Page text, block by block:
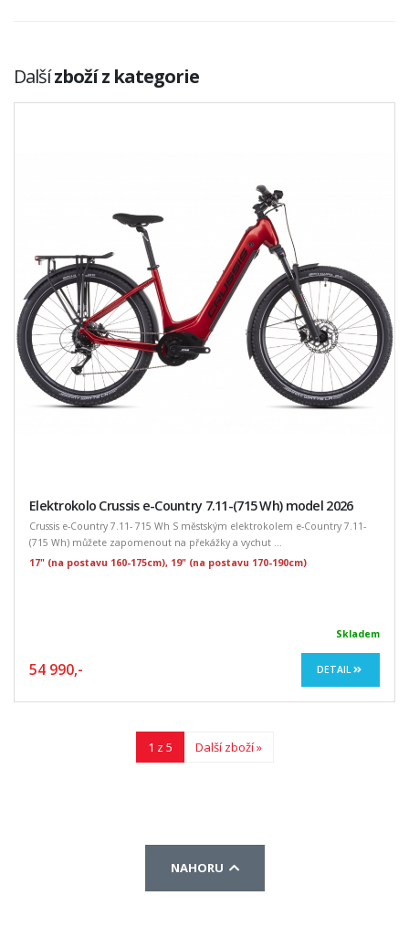
Dalšízboží z kategorie
Elektrokolo Crussis e-Country 7.11-(715 Wh) model 2026
Crussis e-Country 7.11- 715 Wh S městským elektrokolem e-Country 7.11-
(715 Wh) můžete zapomenout na překážky a vychut ...
17" (na postavu 160-175cm), 19" (na postavu 170-190cm)
Skladem
54 990,- DETAIL
1 z 5 Další zboží »
NAHORU